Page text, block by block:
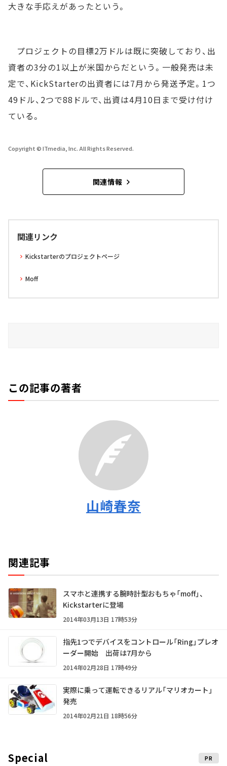
大きな手応えがあったという。
プロジェクトの目標2万ドルは既に突破しており、出
資者の3分の1以上が米国からだという。一般発売は未
定で、KickStarterの出資者には7月から発送予定。1つ
49ドル、2つで88ドルで、出資は4月10日まで受け付け
ている。
Copyright © ITmedia, Inc. All Rights Reserved.
関連情報
関連リンク
Kickstarterのプロジェクトページ
Moff
この記事の著者
山崎春奈
関連記事
スマホと連携する腕時計型おもちゃ「moff」、
Kickstarterに登場
2014年03月13日 17時53分
指先1つでデバイスをコントロール「Ring」プレオ
ーダー開始 出荷は7月から
2014年02月28日 17時49分
実際に乗って運転できるリアル「マリオカート」
発売
2014年02月21日 18時56分
Special PR